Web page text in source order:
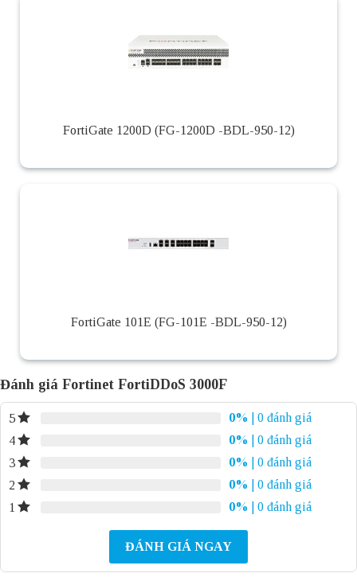
FortiGate 1200D (FG-1200D -BDL-950-12)
FortiGate 101E (FG-101E -BDL-950-12)
Đánh giá Fortinet FortiDDoS 3000F
5 0%
| 0 đánh giá
4
0%
| 0 đánh giá
3
0%
| 0 đánh giá
2
0%
| 0 đánh giá
1
0% | 0 đánh giá
ĐÁNH GIÁ NGAY